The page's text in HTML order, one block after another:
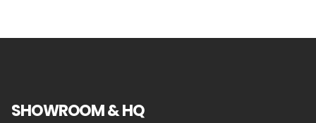
SHOWROOM & HQ